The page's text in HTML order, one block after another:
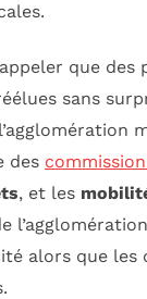
que des
sans
des
, et les
alors que